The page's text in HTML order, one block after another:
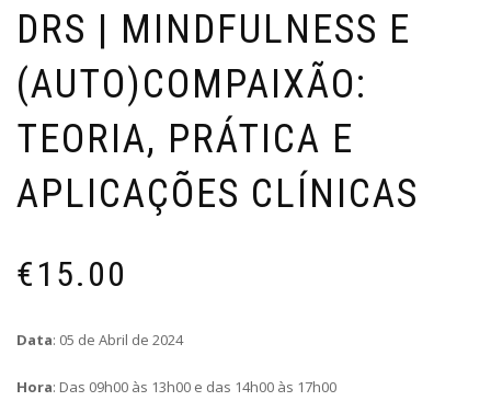
DRS | MINDFULNESS E
(AUTO)COMPAIXÃO:
TEORIA, PRÁTICA E
APLICAÇÕES CLÍNICAS
€15.00
Data: 05 de Abril de 2024
Hora: Das 09h00 às 13h00 e das 14h00 às 17h00